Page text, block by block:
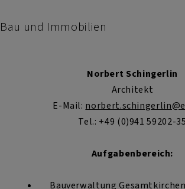
Bau und Immobilien
Norbert Schingerlin
Architekt
E-Mail:
Tel.: +49 (0)941 59202-35
Aufgabenbereich:
Bauverwaltung